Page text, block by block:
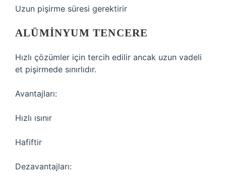
Uzun pişirme süresi gerektirir
ALÜMINYUM TENCERE
Hızlı çözümler için tercih edilir ancak uzun vadeli
et pişirmede sınırlıdır.
Avantajları:
Hızlı ısınır
Hafiftir
Dezavantajları: